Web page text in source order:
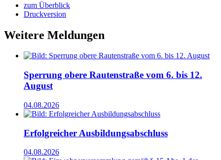
zum Überblick
Druckversion
Weitere Meldungen
Sperrung obere Rautenstraße vom 6. bis 12.
August
04.08.2026
Erfolgreicher Ausbildungsabschluss
04.08.2026